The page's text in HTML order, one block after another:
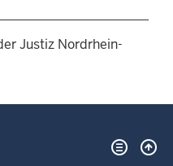
Justiz Nordrhein-